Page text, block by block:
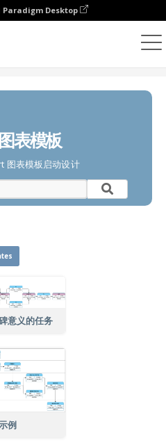
Paradigm Desktop
表模板
图表模板启动设计
意义的任务
例